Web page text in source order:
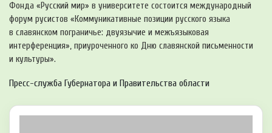
Фонда «Русский мир» в университете состоится международный
форум русистов «Коммуникативные позиции русского языка
в славянском пограничье: двуязычие и межъязыковая
интерференция», приуроченного ко Дню славянской письменности
и культуры».
Пресс-служба Губернатора и Правительства области